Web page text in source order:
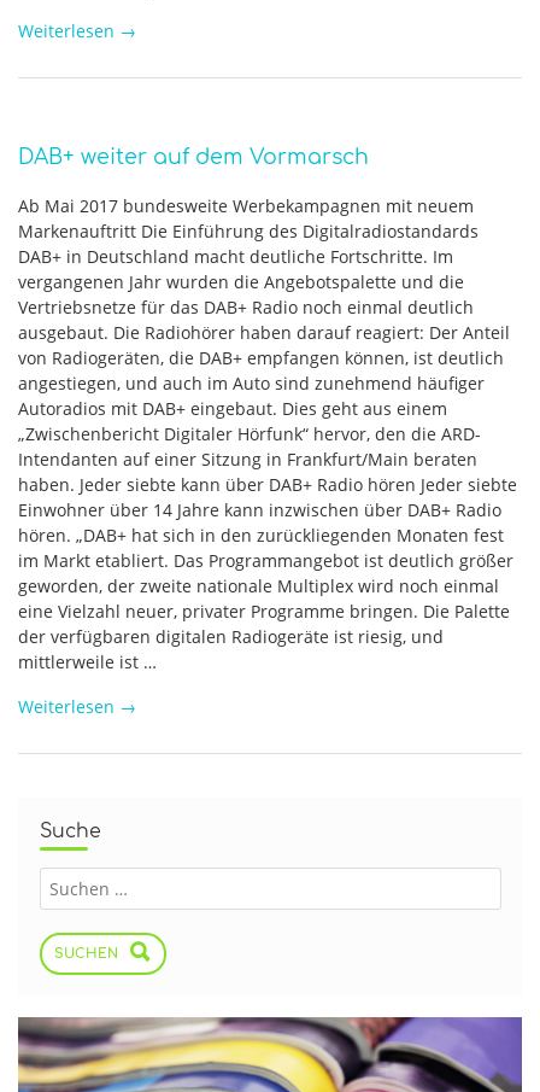
Weiterlesen →
DAB+ weiter auf dem Vormarsch
Ab Mai 2017 bundesweite Werbekampagnen mit neuem
Markenauftritt Die Einführung des Digitalradiostandards
DAB+ in Deutschland macht deutliche Fortschritte. Im
vergangenen Jahr wurden die Angebotspalette und die
Vertriebsnetze für das DAB+ Radio noch einmal deutlich
ausgebaut. Die Radiohörer haben darauf reagiert: Der Anteil
von Radiogeräten, die DAB+ empfangen können, ist deutlich
angestiegen, und auch im Auto sind zunehmend häufiger
Autoradios mit DAB+ eingebaut. Dies geht aus einem
„Zwischenbericht Digitaler Hörfunk“ hervor, den die ARD-
Intendanten auf einer Sitzung in Frankfurt/Main beraten
haben. Jeder siebte kann über DAB+ Radio hören Jeder siebte
Einwohner über 14 Jahre kann inzwischen über DAB+ Radio
hören. „DAB+ hat sich in den zurückliegenden Monaten fest
im Markt etabliert. Das Programmangebot ist deutlich größer
geworden, der zweite nationale Multiplex wird noch einmal
eine Vielzahl neuer, privater Programme bringen. Die Palette
der verfügbaren digitalen Radiogeräte ist riesig, und
mittlerweile ist …
Weiterlesen →
Suche
SUCHEN